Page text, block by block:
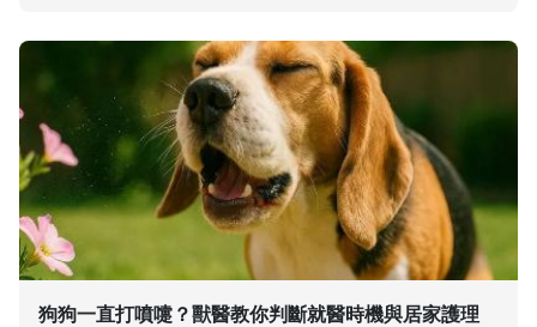
狗狗一直打噴嚏？獸醫教你判斷就醫時機與居家護理